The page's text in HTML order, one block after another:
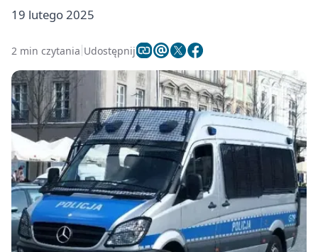
19 lutego 2025
2 min czytania Udostępnij